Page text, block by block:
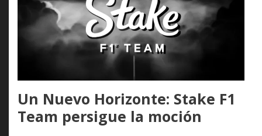
Un Nuevo Horizonte: Stake F1
Team persigue la moción